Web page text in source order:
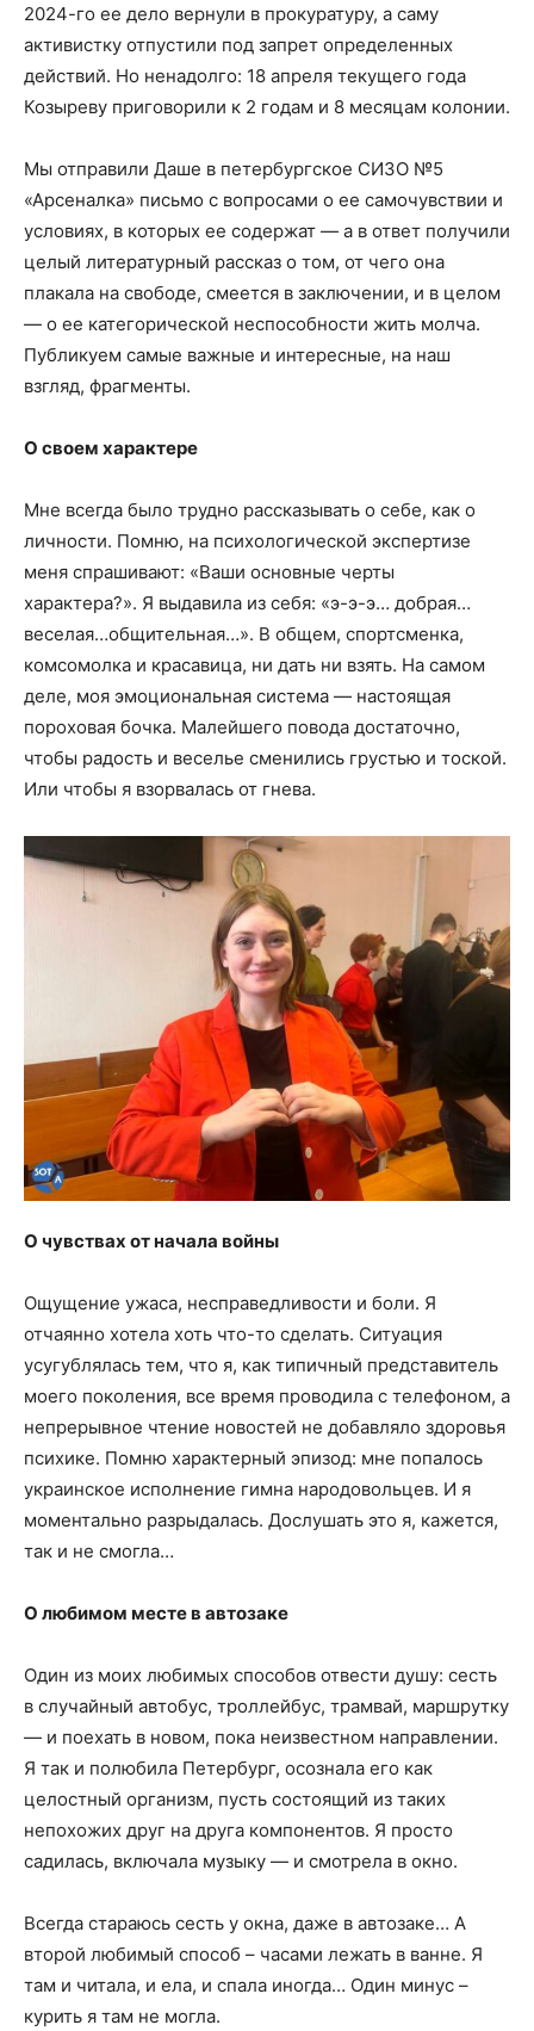
2024-го ее дело вернули в прокуратуру, а саму
активистку отпустили под запрет определенных
действий. Но ненадолго: 18 апреля текущего года
Козыреву приговорили к 2 годам и 8 месяцам колонии.
Мы отправили Даше в петербургское СИЗО №5
«Арсеналка» письмо с вопросами о ее самочувствии и
условиях, в которых ее содержат — а в ответ получили
целый литературный рассказ о том, от чего она
плакала на свободе, смеется в заключении, и в целом
— о ее категорической неспособности жить молча.
Публикуем самые важные и интересные, на наш
взгляд, фрагменты.
О своем характере
Мне всегда было трудно рассказывать о себе, как о
личности. Помню, на психологической экспертизе
меня спрашивают: «Ваши основные черты
характера?». Я выдавила из себя: «э-э-э… добрая…
веселая…общительная…». В общем, спортсменка,
комсомолка и красавица, ни дать ни взять. На самом
деле, моя эмоциональная система — настоящая
пороховая бочка. Малейшего повода достаточно,
чтобы радость и веселье сменились грустью и тоской.
Или чтобы я взорвалась от гнева.
О чувствах от начала войны
Ощущение ужаса, несправедливости и боли. Я
отчаянно хотела хоть что-то сделать. Ситуация
усугублялась тем, что я, как типичный представитель
моего поколения, все время проводила с телефоном, а
непрерывное чтение новостей не добавляло здоровья
психике. Помню характерный эпизод: мне попалось
украинское исполнение гимна народовольцев. И я
моментально разрыдалась. Дослушать это я, кажется,
так и не смогла…
О любимом месте в автозаке
Один из моих любимых способов отвести душу: сесть
в случайный автобус, троллейбус, трамвай, маршрутку
— и поехать в новом, пока неизвестном направлении.
Я так и полюбила Петербург, осознала его как
целостный организм, пусть состоящий из таких
непохожих друг на друга компонентов. Я просто
садилась, включала музыку — и смотрела в окно.
Всегда стараюсь сесть у окна, даже в автозаке… А
второй любимый способ – часами лежать в ванне. Я
там и читала, и ела, и спала иногда… Один минус –
курить я там не могла.